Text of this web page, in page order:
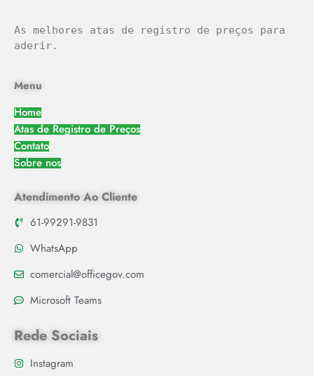
As melhores atas de registro de preços para
aderir.
Menu
Home
Atas de Registro de Preços
Contato
Sobre nos
Atendimento Ao Cliente
61-99291-9831
WhatsApp
comercial@officegov.com
Microsoft Teams
Rede Sociais
Instagram